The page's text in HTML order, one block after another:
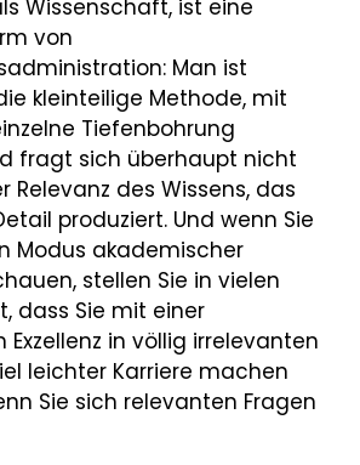
Wissenschaft, ist eine
von
Man ist
kleinteilige Methode, mit
Tiefenbohrung
fragt sich überhaupt nicht
Relevanz des Wissens, das
produziert. Und wenn Sie
Modus akademischer
stellen Sie in vielen
dass Sie mit einer
in völlig irrelevanten
leichter Karriere machen
Sie sich relevanten Fragen